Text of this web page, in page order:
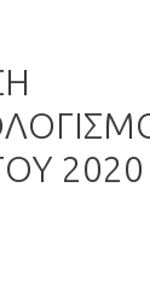
2020